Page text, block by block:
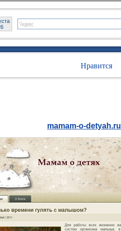
Нравится
mamam-o-detyah.ru